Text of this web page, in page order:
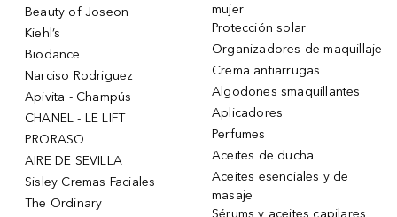
Beauty of Joseon
Kiehl’s
Biodance
Narciso Rodriguez
Apivita - Champús
CHANEL - LE LIFT
PRORASO
AIRE DE SEVILLA
Sisley Cremas Faciales
The Ordinary
mujer
Protección solar
Organizadores de maquillaje
Crema antiarrugas
Algodones smaquillantes
Aplicadores
Perfumes
Aceites de ducha
Aceites esenciales y de
masaje
Sérums y aceites capilares